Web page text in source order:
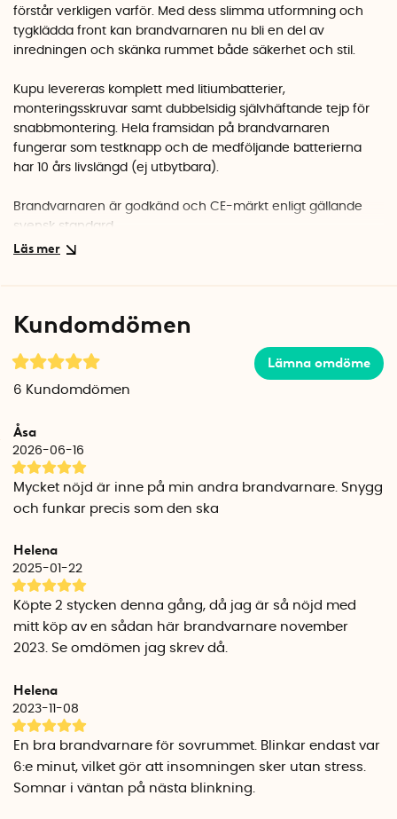
förstår verkligen varför. Med dess slimma utformning och
tygklädda front kan brandvarnaren nu bli en del av
inredningen och skänka rummet både säkerhet och stil.
Kupu levereras komplett med litiumbatterier,
monteringsskruvar samt dubbelsidig självhäftande tejp för
snabbmontering. Hela framsidan på brandvarnaren
fungerar som testknapp och de medföljande batterierna
har 10 års livslängd (ej utbytbara).
Brandvarnaren är godkänd och CE-märkt enligt gällande
svensk standard.
systerproduktLento
Kundomdömen
Lämna omdöme
6 Kundomdömen
Åsa
2026-06-16
Mycket nöjd är inne på min andra brandvarnare. Snygg
och funkar precis som den ska
Helena
2025-01-22
Köpte 2 stycken denna gång, då jag är så nöjd med
mitt köp av en sådan här brandvarnare november
2023. Se omdömen jag skrev då.
Helena
2023-11-08
En bra brandvarnare för sovrummet. Blinkar endast var
6:e minut, vilket gör att insomningen sker utan stress.
Somnar i väntan på nästa blinkning.